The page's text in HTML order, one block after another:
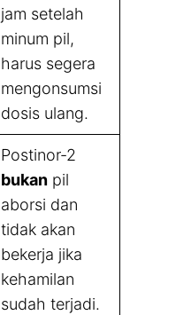
jam setelah
minum pil,
harus segera
mengonsumsi
dosis ulang.
Postinor-2
bukan pil
aborsi dan
tidak akan
bekerja jika
kehamilan
sudah terjadi.